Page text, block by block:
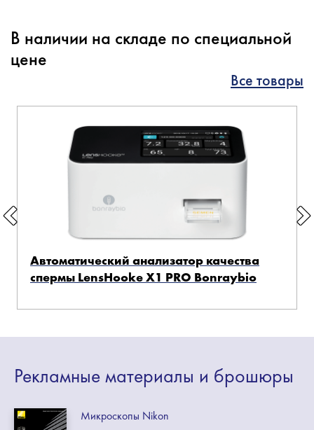
В наличии на складе по специальной
цене
Все товары
Автоматический анализатор качества
спермы LensHooke X1 PRO Bonraybio
Рекламные материалы и брошюры
Микроскопы Nikon